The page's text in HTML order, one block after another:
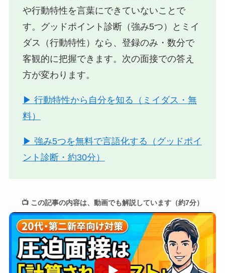
や行動特性を言葉にできていないことで
す。グッドポイント診断（強み5つ）とミイ
ダス（行動特性）なら、登録のみ・数分で
客観的に把握できます。次の面接での答え
方が変わります。
▶ 行動特性から自分を知る（ミイダス・無
料）
▶ 強み5つを無料で言語化する（グッドポイ
ント診断・約30分）
📺 この記事の内容は、動画でも解説しています（約7分）